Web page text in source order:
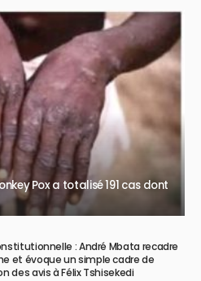
Pox a totalisé 191 cas dont
: André Mbata recadre
et évoque un simple cadre de
des avis à Félix Tshisekedi